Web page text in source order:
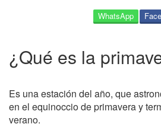
WhatsApp
¿Qué es la
Es una estación del año, que
en el equinoccio de primavera y
verano.